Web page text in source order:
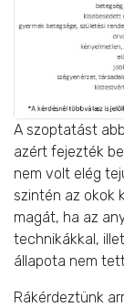
A szoptatást
azért fejezték
nem volt elég
szintén az okok
magát, ha az
technikákkal,
állapota nem
Rákérdeztünk